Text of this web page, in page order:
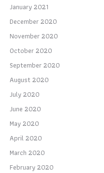
January 2021
December 2020
November 2020
October 2020
September 2020
August 2020
July 2020
June 2020
May 2020
April 2020
March 2020
February 2020